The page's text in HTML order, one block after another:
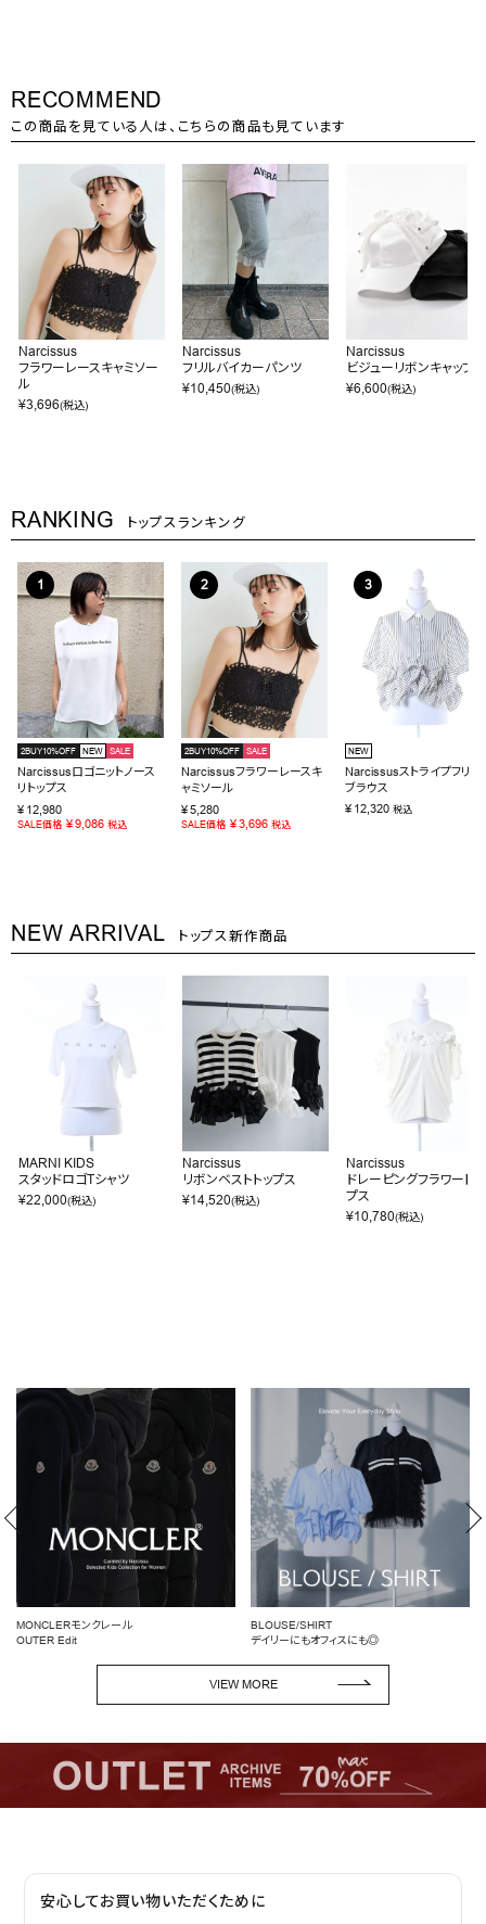
RECOMMEND
この商品を見ている人は、こちらの商品も見ています
Narcissus
フラワーレースキャミソー
ル
¥3,696(税込)
Narcissus
フリルバイカーパンツ
¥10,450(税込)
Narcissus
ビジューリボンキャップ
¥6,600(税込)
RANKING トップスランキング
2BUY10%OFF NEW SALE
Narcissusロゴニットノース
リトップス
¥ 12,980
SALE価格 ¥9,086 税込
2BUY10%OFF SALE
Narcissusフラワーレースキ
ャミソール
¥5,280
SALE価格 ¥3,696 税込
NEW
Narcissusストライプフリル
ブラウス
¥ 12,320 税込
NEW ARRIVAL トップス新作商品
MARNI KIDS
スタッドロゴTシャツ
¥22,000(税込)
Narcissus
リボンベストトップス
¥14,520(税込)
Narcissus
ドレーピングフラワートッ
プス
¥10,780(税込)
BLOUSE/SHIRT
デイリーにもオフィスにも◎
女性らしいシルエットを引き立てる
ペプラムトップス
VIEW MORE
安心してお買い物いただくために